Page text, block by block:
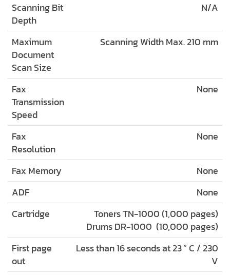
Scanning Bit
Depth
N/A
Maximum
Document
Scan Size
Scanning Width Max. 210 mm
Fax
Transmission
Speed
None
Fax
Resolution
None
Fax Memory
None
ADF
None
Cartridge
Toners TN-1000 (1,000 pages)
Drums DR-1000 (10,000 pages)
First page
out
Less than 16 seconds at 23 ° C / 230
V